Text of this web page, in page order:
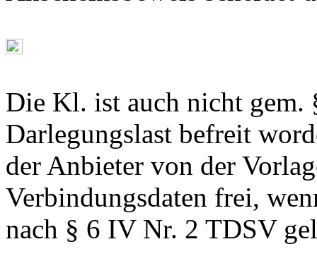
Die Kl. ist auch nicht
Darlegungslast befreit
der Anbieter von der
Verbindungsdaten frei,
nach § 6 IV Nr. 2 TDSV